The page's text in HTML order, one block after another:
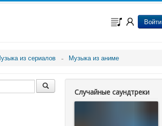
Войти
из сериалов Музыка из аниме
Случайные саундтреки